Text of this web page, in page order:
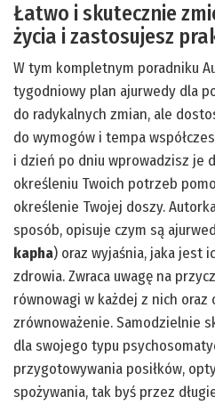
Łatwo i skutecznie
życia i zastosujesz
W tym kompletnym poradniku
tygodniowy plan ajurwedy dla
do radykalnych zmian, ale
do wymogów i tempa
i dzień po dniu wprowadzisz je
określeniu Twoich potrzeb
określenie Twojej doszy.
sposób, opisuje czym są
kapha) oraz wyjaśnia, jaka jest
zdrowia. Zwraca uwagę na
równowagi w każdej z nich
zrównoważenie. Samodzielnie
dla swojego typu
przygotowywania posiłków,
spożywania, tak byś przez